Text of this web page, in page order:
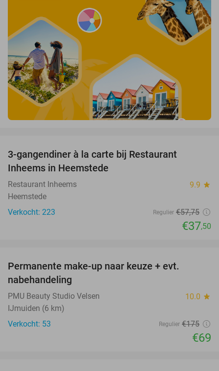
3-gangendiner à la carte bij Restaurant
Inheems in Heemstede
Restaurant Inheems 9.9 star
Heemstede
Verkocht: 223
Regulier €57,75
€37,50
Permanente make-up naar keuze + evt.
nabehandeling
PMU Beauty Studio Velsen 10.0 star
IJmuiden (6 km)
Verkocht: 53
Regulier €175
€69